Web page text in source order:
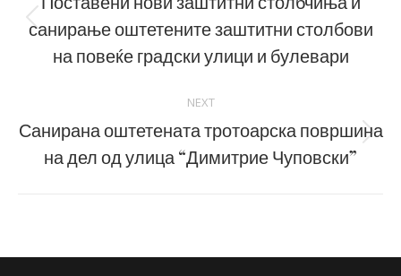
Previous
post:
санирање оштетените заштитни столбови
на повеќе градски улици и булевари
NEXT
Next
post:
Санирана оштетената тротоарска површина
на дел од улица “Димитрие Чуповски”